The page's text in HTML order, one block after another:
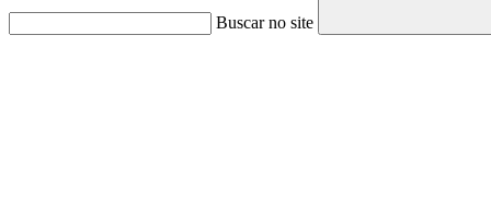
Buscar no site